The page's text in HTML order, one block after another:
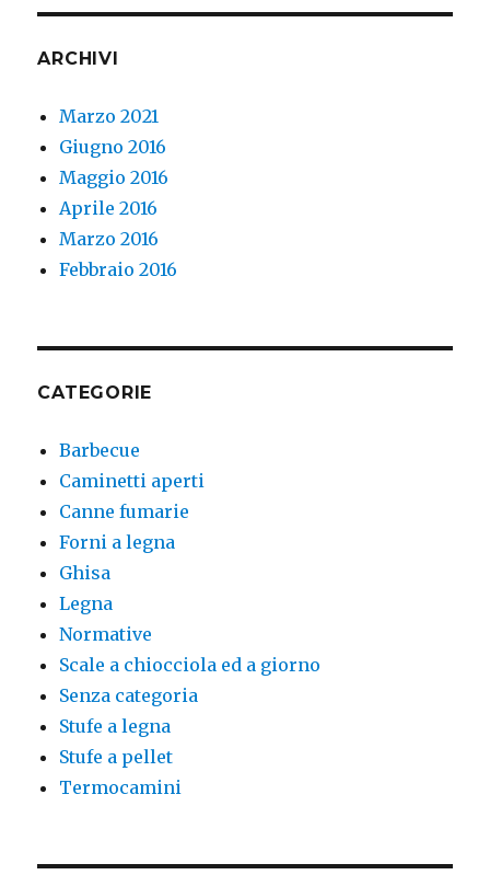
ARCHIVI
Marzo 2021
Giugno 2016
Maggio 2016
Aprile 2016
Marzo 2016
Febbraio 2016
CATEGORIE
Barbecue
Caminetti aperti
Canne fumarie
Forni a legna
Ghisa
Legna
Normative
Scale a chiocciola ed a giorno
Senza categoria
Stufe a legna
Stufe a pellet
Termocamini